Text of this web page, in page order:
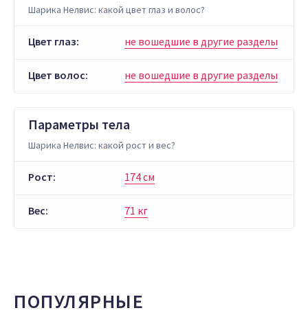
Шарика Нелвис: какой цвет глаз и волос?
Цвет глаз: не вошедшие в другие разделы
Цвет волос: не вошедшие в другие разделы
Параметры тела
Шарика Нелвис: какой рост и вес?
Рост: 174 см
Вес: 71 кг
ПОПУЛЯРНЫЕ